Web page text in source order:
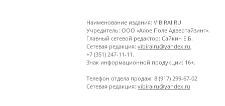
Наименование издания: VIBIRAI.RU
Учредитель: ООО «Алое Поле Адвертайзинг».
Главный сетевой редактор: Сайкин Е.Б.
Сетевая редакция: vibirairu@yandex.ru
+7 (351) 247-11-11.
Знак информационной продукции: 16+.
Телефон отдела продаж: 8 (917) 299-67-02
Сетевая редакция: vibirairu@yandex.ru